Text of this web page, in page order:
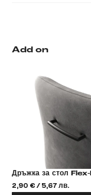
Add on
Дръжка за
2,90 € / 5,67 лв.